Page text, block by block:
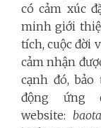
có cảm xúc
minh giới
tích, cuộc đời
cảm nhận
cạnh đó, bảo
động ứng
website: